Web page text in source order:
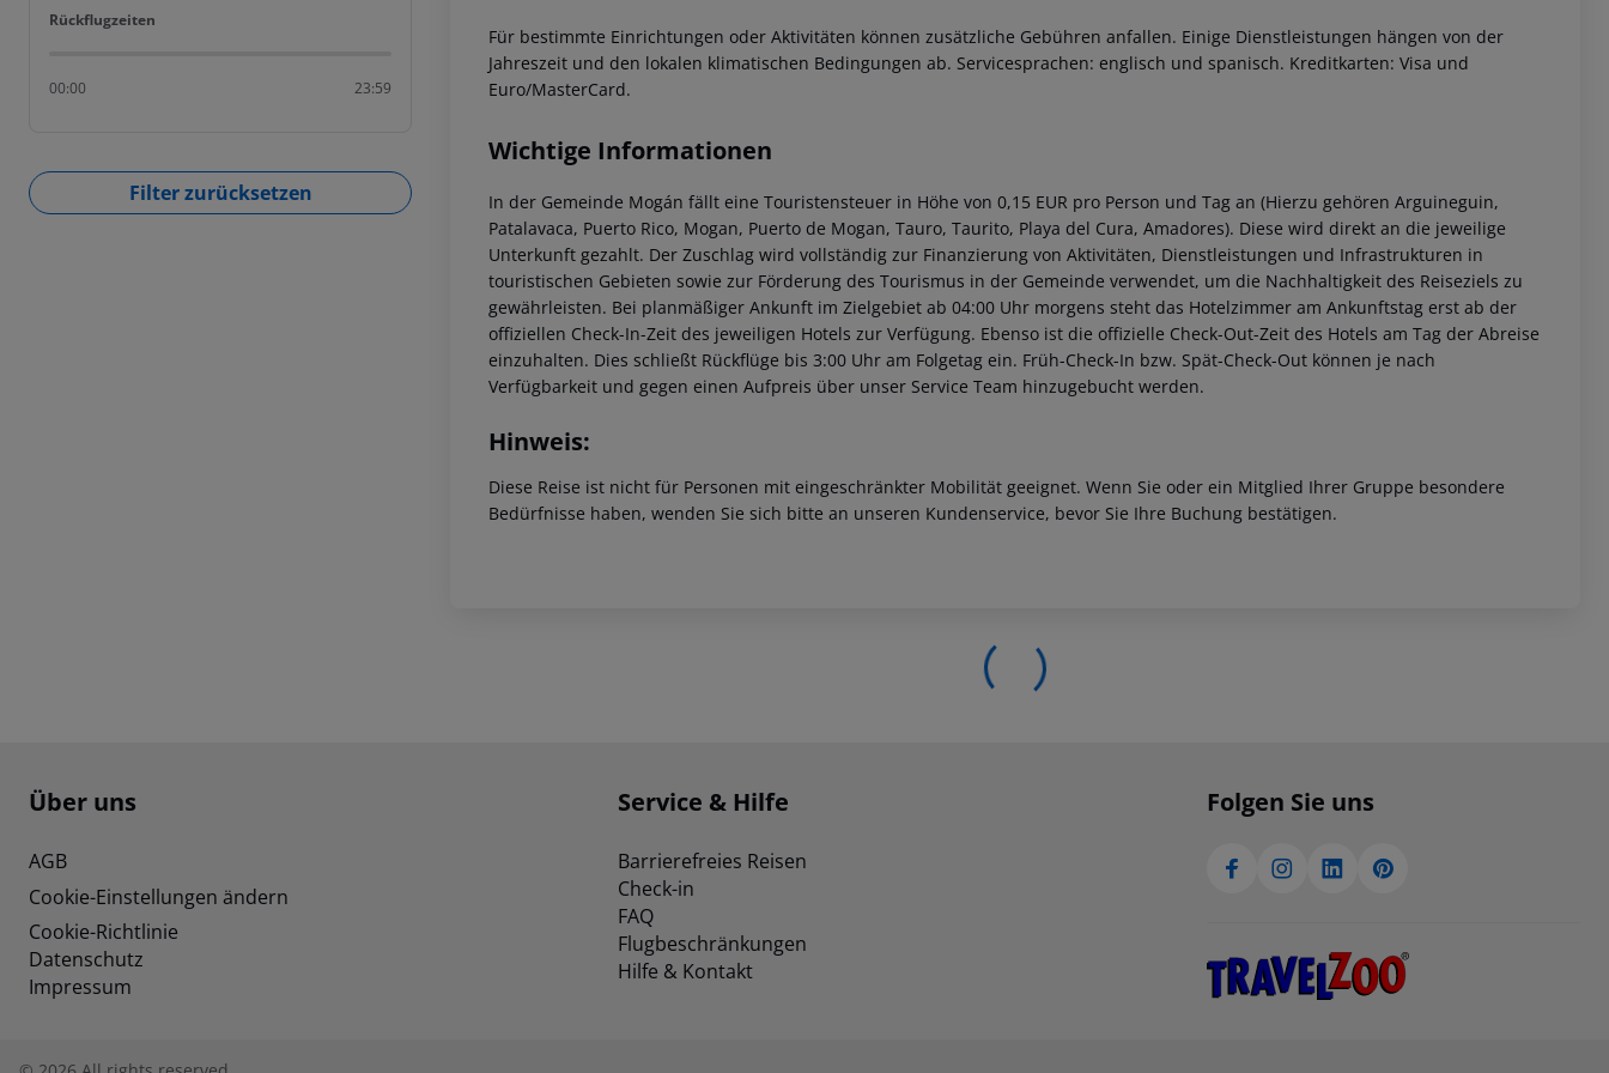
Rückflugzeiten
Rückflugzeiten
00:00 23:59
Filter zurücksetzen
Für bestimmte Einrichtungen oder Aktivitäten können zusätzliche Gebühren anfallen. Einige Dienstleistungen hängen von der
Jahreszeit und den lokalen klimatischen Bedingungen ab. Servicesprachen: englisch und spanisch. Kreditkarten: Visa und
Euro/MasterCard.
Wichtige Informationen
In der Gemeinde Mogán fällt eine Touristensteuer in Höhe von 0,15 EUR pro Person und Tag an (Hierzu gehören Arguineguin,
Patalavaca, Puerto Rico, Mogan, Puerto de Mogan, Tauro, Taurito, Playa del Cura, Amadores). Diese wird direkt an die jeweilige
Unterkunft gezahlt. Der Zuschlag wird vollständig zur Finanzierung von Aktivitäten, Dienstleistungen und Infrastrukturen in
touristischen Gebieten sowie zur Förderung des Tourismus in der Gemeinde verwendet, um die Nachhaltigkeit des Reiseziels zu
gewährleisten. Bei planmäßiger Ankunft im Zielgebiet ab 04:00 Uhr morgens steht das Hotelzimmer am Ankunftstag erst ab der
offiziellen Check-In-Zeit des jeweiligen Hotels zur Verfügung. Ebenso ist die offizielle Check-Out-Zeit des Hotels am Tag der Abreise
einzuhalten. Dies schließt Rückflüge bis 3:00 Uhr am Folgetag ein. Früh-Check-In bzw. Spät-Check-Out können je nach
Verfügbarkeit und gegen einen Aufpreis über unser Service Team hinzugebucht werden.
Hinweis:
Diese Reise ist nicht für Personen mit eingeschränkter Mobilität geeignet. Wenn Sie oder ein Mitglied Ihrer Gruppe besondere
Bedürfnisse haben, wenden Sie sich bitte an unseren Kundenservice, bevor Sie Ihre Buchung bestätigen.
Footer navigation
Über uns
AGB
Cookie-Einstellungen ändern
Cookie-Richtlinie
Datenschutz
Impressum
Service & Hilfe
Barrierefreies Reisen
Check-in
FAQ
Flugbeschränkungen
Hilfe & Kontakt
Folgen Sie uns